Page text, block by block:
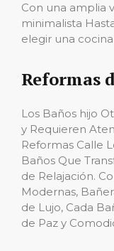
Con una amplia
minimalista
elegir una
Reformas
Los Baños hijo
y Requieren
Reformas Calle
Baños Que
de Relajación.
Modernas,
de Lujo, Cada
de Paz y